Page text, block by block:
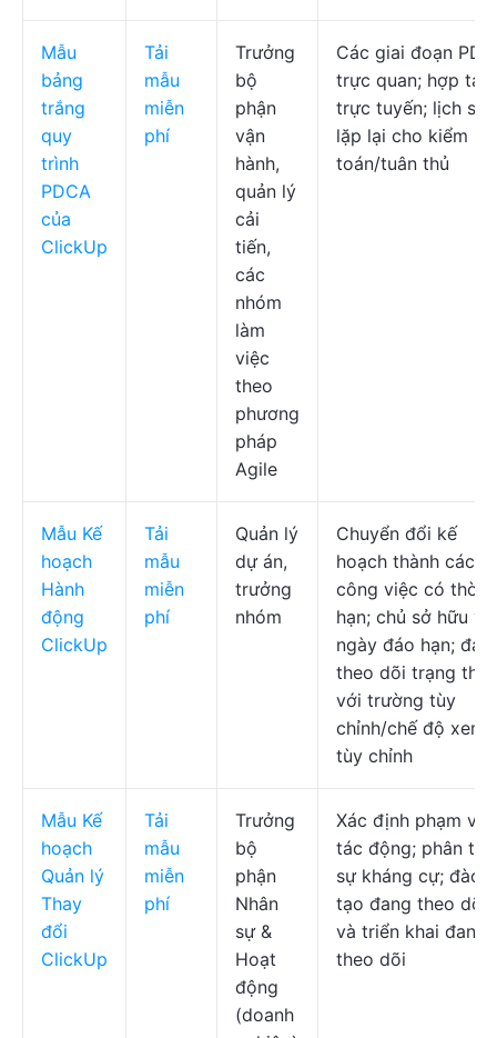
Mẫu
bảng
trắng
quy
trình
PDCA
của
ClickUp
Tải
mẫu
miễn
phí
Trưởng
bộ
phận
vận
hành,
quản lý
cải
tiến,
các
nhóm
làm
việc
theo
phương
pháp
Agile
Các giai đoạn
trực quan; hợp tác
trực tuyến; lịch sử
lặp lại cho kiểm
toán/tuân thủ
Mẫu Kế
hoạch
Hành
động
ClickUp
Tải
mẫu
miễn
phí
Quản lý
dự án,
trưởng
nhóm
Chuyển đổi kế
hoạch thành các
công việc có thời
hạn; chủ sở hữu và
ngày đáo hạn;
theo dõi trạng thái
với trường tùy
chỉnh/chế độ xem
tùy chỉnh
Mẫu Kế
hoạch
Quản lý
Thay
đổi
ClickUp
Tải
mẫu
miễn
phí
Trưởng
bộ
phận
Nhân
sự &
Hoạt
động
(doanh
Xác định phạm vi
tác động; phân
sự kháng cự; đào
tạo đang theo dõi
và triển khai đang
theo dõi